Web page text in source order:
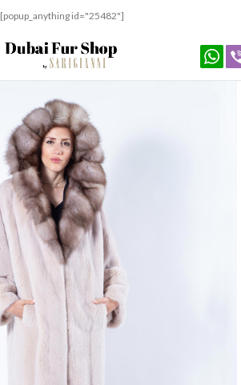
[popup_anything id="25482"]